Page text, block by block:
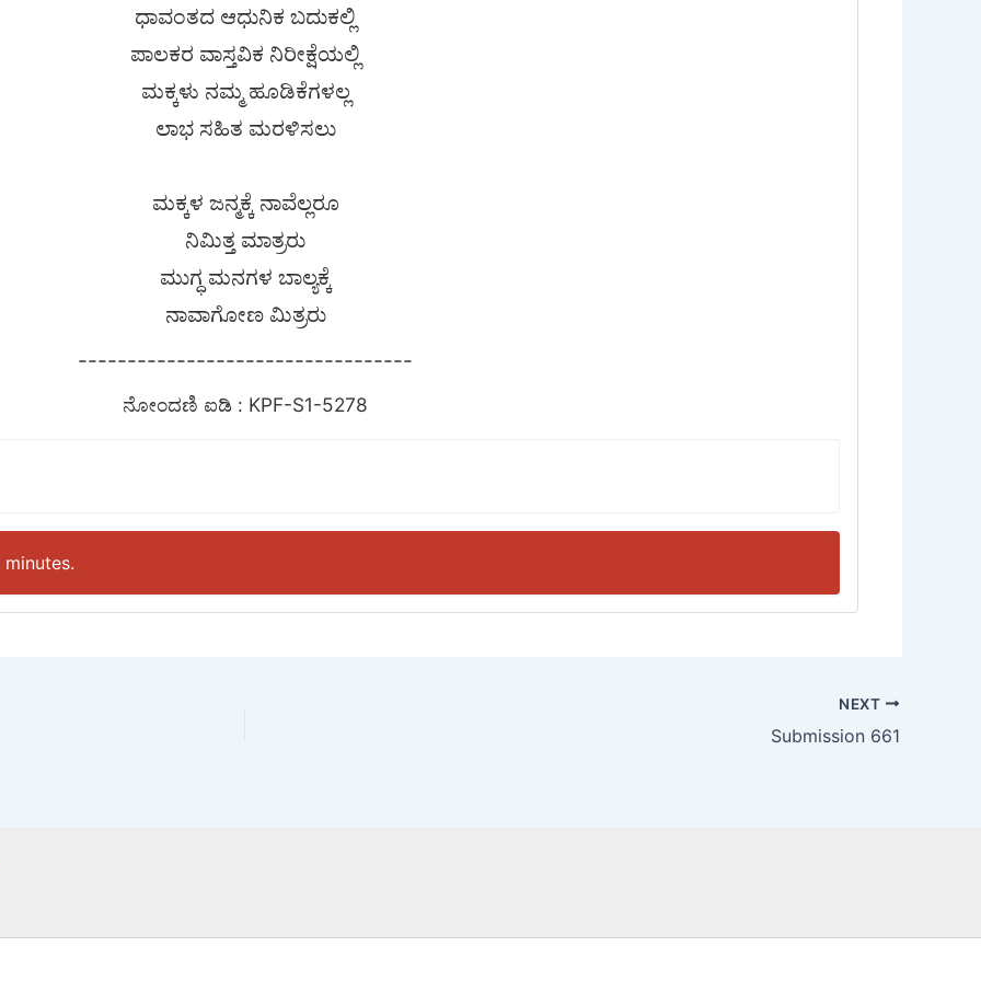
ಧಾವಂತದ ಆಧುನಿಕ ಬದುಕಲ್ಲಿ
ಪಾಲಕರ ವಾಸ್ತವಿಕ ನಿರೀಕ್ಷೆಯಲ್ಲಿ
ಮಕ್ಕಳು ನಮ್ಮ ಹೂಡಿಕೆಗಳಲ್ಲ
ಲಾಭ ಸಹಿತ ಮರಳಿಸಲು
ಮಕ್ಕಳ ಜನ್ಮಕ್ಕೆ ನಾವೆಲ್ಲರೂ
ನಿಮಿತ್ತ ಮಾತ್ರರು
ಮುಗ್ಧ ಮನಗಳ ಬಾಲ್ಯಕ್ಕೆ
ನಾವಾಗೋಣ ಮಿತ್ರರು
----------------------------------
ನೋಂದಣಿ ಐಡಿ : KPF-S1-5278
NEXT
Submission 661